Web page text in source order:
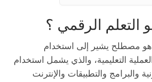
التعلم الرقمي ؟
هو مصطلح يشير إلى استخدام
التعليمية، والذي يشمل استخدام
والبرامج والتطبيقات والإنترنت